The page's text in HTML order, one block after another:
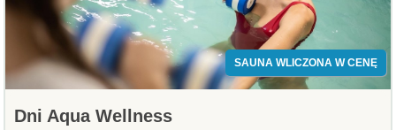
SAUNA WLICZONA W CENĘ
Dni Aqua Wellness